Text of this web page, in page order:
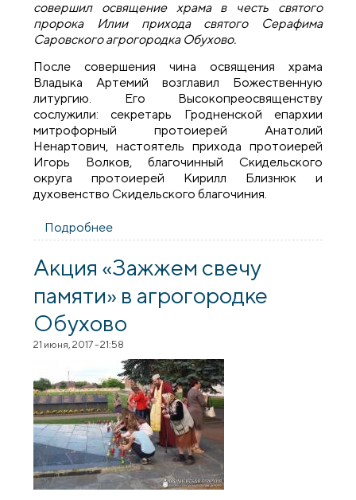
совершил освящение храма в честь святого
пророка Илии прихода святого Серафима
Саровского агрогородка Обухово.
После совершения чина освящения храма
Владыка Артемий возглавил Божественную
литургию. Его Высокопреосвященству
сослужили: секретарь Гродненской епархии
митрофорный протоиерей Анатолий
Ненартович, настоятель прихода протоиерей
Игорь Волков, благочинный Скидельского
округа протоиерей Кирилл Близнюк и
духовенство Скидельского благочиния.
Подробнее
освящение храма в агрогородке
Обухово Гродненского района
Акция «Зажжем свечу
памяти» в агрогородке
Обухово
21 июня, 2017 - 21:58